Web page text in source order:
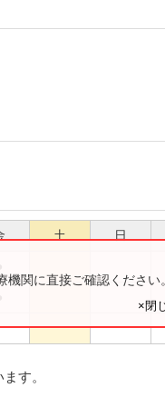
土 日
関に直接ご確認ください。
×閉
す。